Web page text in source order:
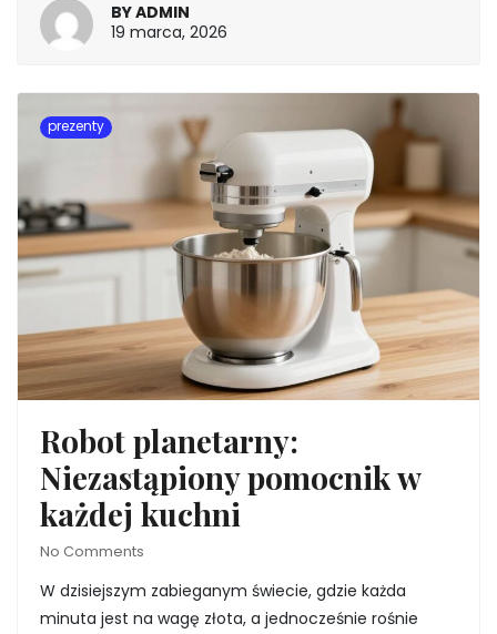
BYADMIN
19 marca, 2026
prezenty
Robot planetarny:
Niezastąpiony pomocnik w
każdej kuchni
No Comments
W dzisiejszym zabieganym świecie, gdzie każda
minuta jest na wagę złota, a jednocześnie rośnie